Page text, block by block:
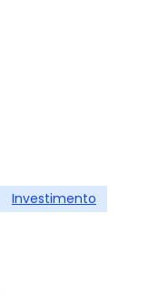
Investimento